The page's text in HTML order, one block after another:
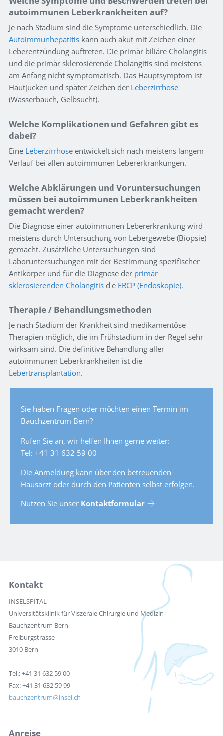
autoimmunen Leberkrankheiten auf?
Je nach Stadium sind die Symptome unterschiedlich. Die
Autoimmunhepatitis kann auch akut mit Zeichen einer
Leberentzündung auftreten. Die primär biliäre Cholangitis
und die primär sklerosierende Cholangitis sind meistens
am Anfang nicht symptomatisch. Das Hauptsymptom ist
Hautjucken und später Zeichen der Leberzirrhose
(Wasserbauch, Gelbsucht).
Welche Komplikationen und Gefahren gibt es
dabei?
Eine Leberzirrhose entwickelt sich nach meistens langem
Verlauf bei allen autoimmunen Lebererkrankungen.
Welche Abklärungen und Voruntersuchungen
müssen bei autoimmunen Leberkrankheiten
gemacht werden?
Die Diagnose einer autoimmunen Lebererkrankung wird
meistens durch Untersuchung von Lebergewebe (Biopsie)
gemacht. Zusätzliche Untersuchungen sind
Laboruntersuchungen mit der Bestimmung spezifischer
Antikörper und für die Diagnose der primär
sklerosierenden Cholangitis die ERCP (Endoskopie).
Therapie / Behandlungsmethoden
Je nach Stadium der Krankheit sind medikamentöse
Therapien möglich, die im Frühstadium in der Regel sehr
wirksam sind. Die definitive Behandlung aller
autoimmunen Leberkrankheiten ist die
Lebertransplantation.
Sie haben Fragen oder möchten einen Termin im
Bauchzentrum Bern?
Rufen Sie an, wir helfen Ihnen gerne weiter:
Tel: +41 31 632 59 00
Die Anmeldung kann über den betreuenden
Hausarzt oder durch den Patienten selbst erfolgen.
Nutzen Sie unser Kontaktformular
Kontakt
INSELSPITAL
Universitätsklinik für Viszerale Chirurgie und Medizin
Bauchzentrum Bern
Freiburgstrasse
3010 Bern
Tel.: +41 31 632 59 00
Fax: +41 31 632 59 99
bauchzentrum
insel.ch
Anreise